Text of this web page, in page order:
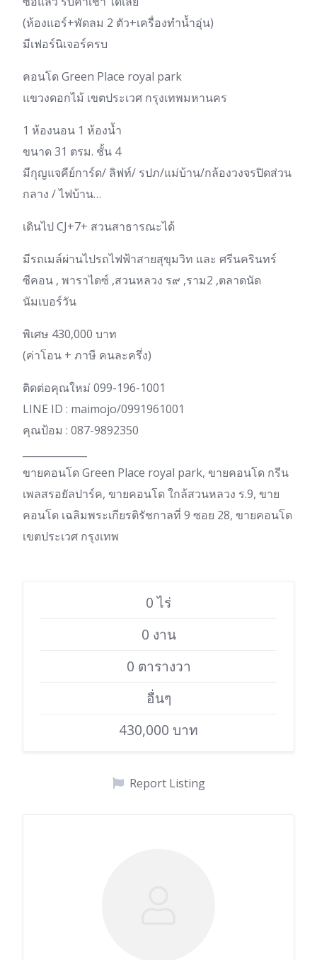
(ห้องแอร์+พัดลม 2 ตัว+เครื่องทำน้ำอุ่น)
มีเฟอร์นิเจอร์ครบ
คอนโด Green Place royal park
แขวงดอกไม้ เขตประเวศ กรุงเทพมหานคร
1 ห้องนอน 1 ห้องน้ำ
ขนาด 31 ตรม. ชั้น 4
มีกุญแจคีย์การ์ด/ ลิฟท์/ รปภ/แม่บ้าน/กล้องวงจรปิดส่วน
กลาง / ไฟบ้าน…
เดินไป CJ+7+ สวนสาธารณะได้
มีรถเมล์ผ่านไปรถไฟฟ้าสายสุขุมวิท และ ศรีนครินทร์
ซีคอน , พาราไดซ์ ,สวนหลวง ร๙ ,ราม2 ,ตลาดนัด
นัมเบอร์วัน
พิเศษ 430,000 บาท
(ค่าโอน + ภาษี คนละครึ่ง)
ติดต่อคุณใหม่ 099-196-1001
LINE ID : maimojo/0991961001
คุณป้อม : 087-9892350
ขายคอนโด Green Place royal park, ขายคอนโด กรีน
เพลสรอยัลปาร์ค, ขายคอนโด ใกล้สวนหลวง ร.9, ขาย
คอนโด เฉลิมพระเกียรติรัชกาลที่ 9 ซอย 28, ขายคอนโด
เขตประเวศ กรุงเทพ
0 ไร่
0 งาน
0 ตารางวา
อื่นๆ
430,000 บาท
Report Listing